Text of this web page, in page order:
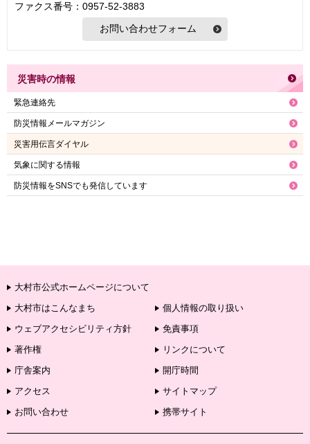
ファクス番号：0957-52-3883
災害時の情報
緊急連絡先
防災情報メールマガジン
災害用伝言ダイヤル
気象に関する情報
防災情報をSNSでも発信しています
大村市公式ホームページについて
大村市はこんなまち
個人情報の取り扱い
ウェブアクセシビリティ方針
免責事項
著作権
リンクについて
庁舎案内
開庁時間
アクセス
サイトマップ
お問い合わせ
携帯サイト